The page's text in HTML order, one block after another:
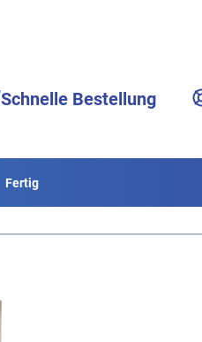
Schnelle Bestellung
Fertig